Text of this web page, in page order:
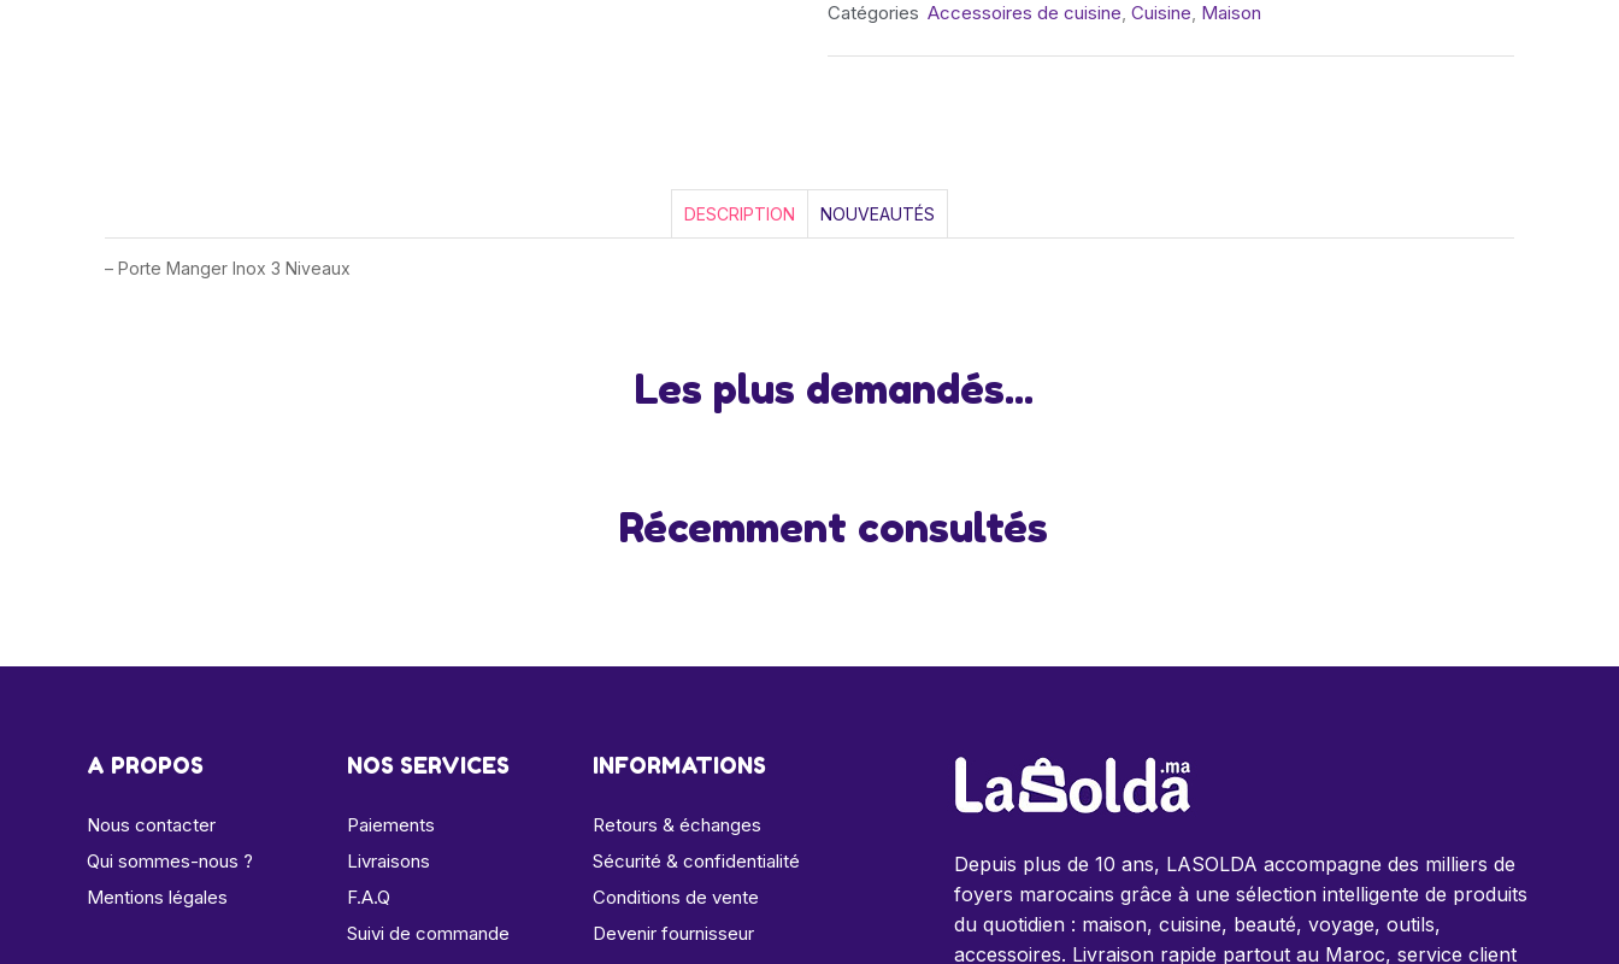
Catégories Accessoires de cuisine, Cuisine, Maison
DESCRIPTION NOUVEAUTÉS
– Porte Manger Inox 3 Niveaux
Les plus demandés...
Récemment consultés
A PROPOS
Nous contacter
Qui sommes-nous ?
Mentions légales
NOS SERVICES
Paiements
Livraisons
F.A.Q
Suivi de commande
INFORMATIONS
Retours & échanges
Sécurité & confidentialité
Conditions de vente
Devenir fournisseur
Depuis plus de 10 ans, LASOLDA accompagne des milliers de
foyers marocains grâce à une sélection intelligente de produits
du quotidien : maison, cuisine, beauté, voyage, outils,
accessoires. Livraison rapide partout au Maroc, service client